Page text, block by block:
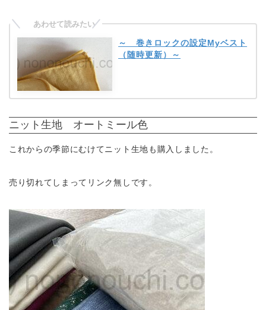
～ 巻きロックの設定Myベスト
（随時更新）～
ニット生地 オートミール色
これからの季節にむけてニット生地も購入しました。
売り切れてしまってリンク無しです。